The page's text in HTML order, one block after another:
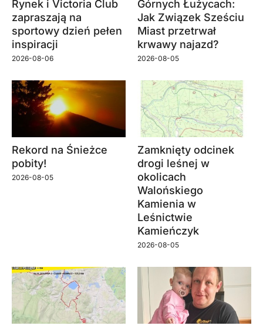
Rynek i Victoria Club
zapraszają na
sportowy dzień pełen
inspiracji
2026-08-06
Górnych Łużycach:
Jak Związek Sześciu
Miast przetrwał
krwawy najazd?
2026-08-05
Rekord na Śnieżce
pobity!
2026-08-05
Zamknięty odcinek
drogi leśnej w
okolicach
Walońskiego
Kamienia w
Leśnictwie
Kamieńczyk
2026-08-05